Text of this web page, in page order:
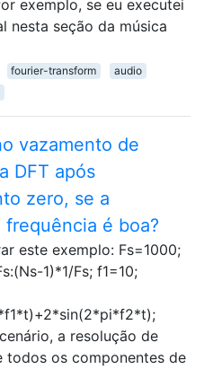
exemplo, se eu executei
nesta seção da música
fourier-transform
audio
vazamento de
DFT após
zero, se a
frequência é boa?
este exemplo: Fs=1000;
1)*1/Fs; f1=10;
a resolução de
todos os componentes de